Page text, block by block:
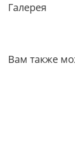
Галерея
Вам также